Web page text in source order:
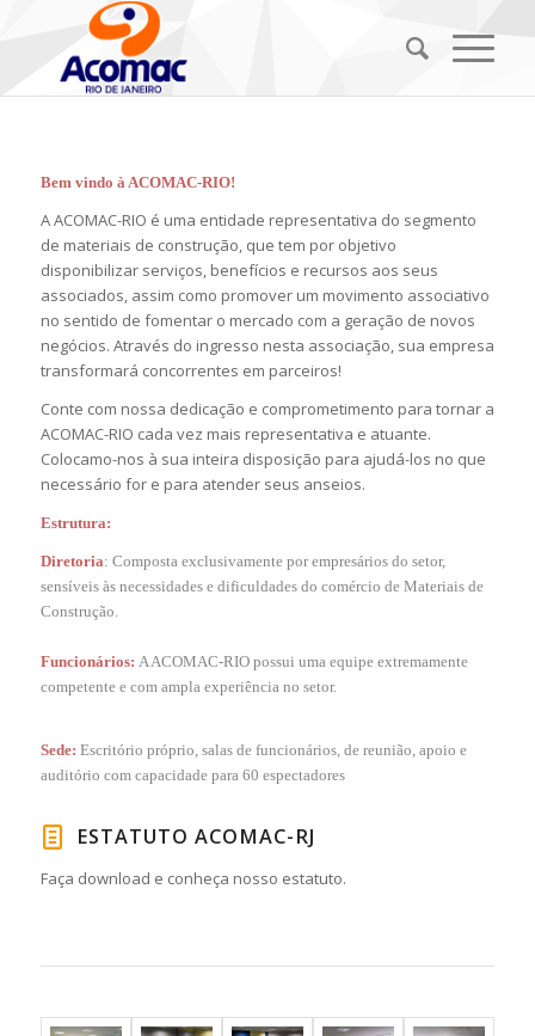
Bem vindo à ACOMAC-RIO!
A ACOMAC-RIO é uma entidade representativa do segmento
de materiais de construção, que tem por objetivo
disponibilizar serviços, benefícios e recursos aos seus
associados, assim como promover um movimento associativo
no sentido de fomentar o mercado com a geração de novos
negócios. Através do ingresso nesta associação, sua empresa
transformará concorrentes em parceiros!
Conte com nossa dedicação e comprometimento para tornar a
ACOMAC-RIO cada vez mais representativa e atuante.
Colocamo-nos à sua inteira disposição para ajudá-los no que
necessário for e para atender seus anseios.
Estrutura:
Diretoria: Composta exclusivamente por empresários do setor,
sensíveis às necessidades e dificuldades do comércio de Materiais de
Construção.
Funcionários: A ACOMAC-RIO possui uma equipe extremamente
competente e com ampla experiência no setor.
Sede: Escritório próprio, salas de funcionários, de reunião, apoio e
auditório com capacidade para 60 espectadores
ESTATUTO ACOMAC-RJ
Faça download e conheça nosso estatuto.